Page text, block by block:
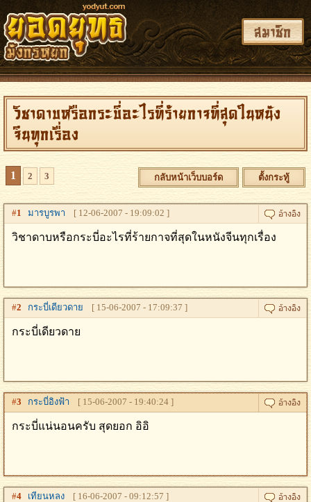
สมาชิก
วิชาดาบหรือกระบี่อะไรที่ร้ายกาจที่สุดในหนัง
จีนทุกเรื่อง
1 2 3 กลับหน้าเว็บบอร์ด ตั้งกระทู้
#1 มารบูรพา [ 12-06-2007 - 19:09:02 ]
วิชาดาบหรือกระบี่อะไรที่ร้ายกาจที่สุดในหนังจีนทุกเรื่อง
#2 กระบี่เดียวดาย [ 15-06-2007 - 17:09:37 ]
กระบี่เดียวดาย
#3 กระบี่อิงฟ้า [ 15-06-2007 - 19:40:24 ]
กระบี่แน่นอนครับ สุดยอก อิอิ
#4 เทียนหลง [ 16-06-2007 - 09:12:57 ]